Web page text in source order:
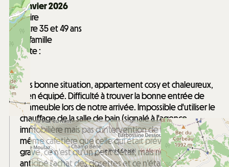
Janvier 2026
Claire
Entre 35 et 49 ans
En famille
Note :
4
/ 5
Très bonne situation, appartement cosy et chaleureux,
bien équipé. Difficulté à trouver la bonne entrée de
l'immeuble lors de notre arrivée. Impossible d'utiliser le
chauffage de la salle de bain (signalé à l'agence
immobilière mais pas d'intervention de leur part). Pas la
même cafetière que celle qui était prévue (rien de
grave, ce n'est qu'un petit détail, mais nous avions
anticipé l'achat des dosettes et ce n'était pas les